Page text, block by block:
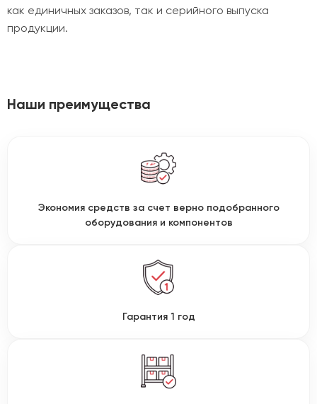
как единичных заказов, так и серийного выпуска
продукции.
Наши преимущества
Экономия средств за счет верно подобранного
оборудования и компонентов
Гарантия 1 год